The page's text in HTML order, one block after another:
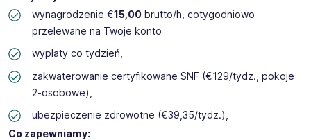
wynagrodzenie €15,00brutto/h, cotygodniowo
przelewane na Twoje konto
wypłaty co tydzień,
zakwaterowanie certyfikowane SNF (€129/tydz., pokoje
2-osobowe),
ubezpieczenie zdrowotne (€39,35/tydz.),
Co zapewniamy: